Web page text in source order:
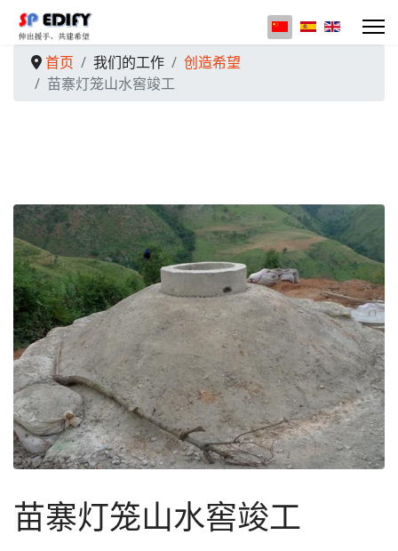
选择你的语音
首页
我们的工作
创造希望
苗寨灯笼山水窖竣工
苗寨灯笼山水窖竣工